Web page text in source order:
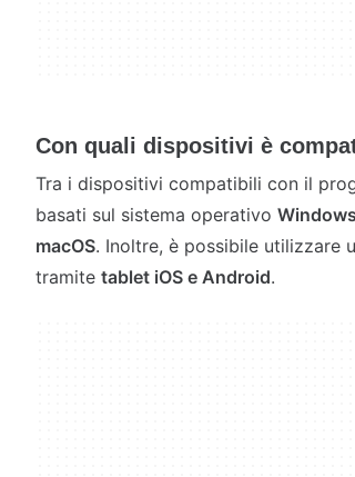
Con quali dispositivi è
Tra i dispositivi compatibili con il
basati sul sistema operativo Windows
macOS. Inoltre, è possibile utilizzare
tramite tablet iOS e Android.